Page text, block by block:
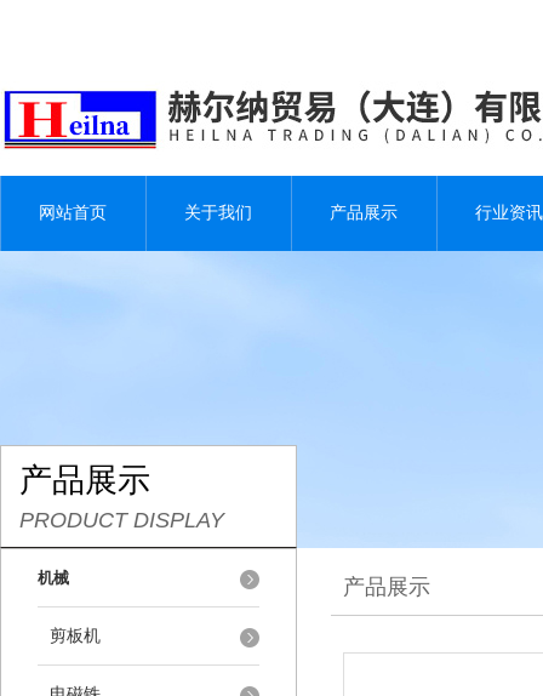
网站首页 关于我们 产品展示 行业资讯
产品展示
PRODUCT DISPLAY
机械
剪板机
产品展示